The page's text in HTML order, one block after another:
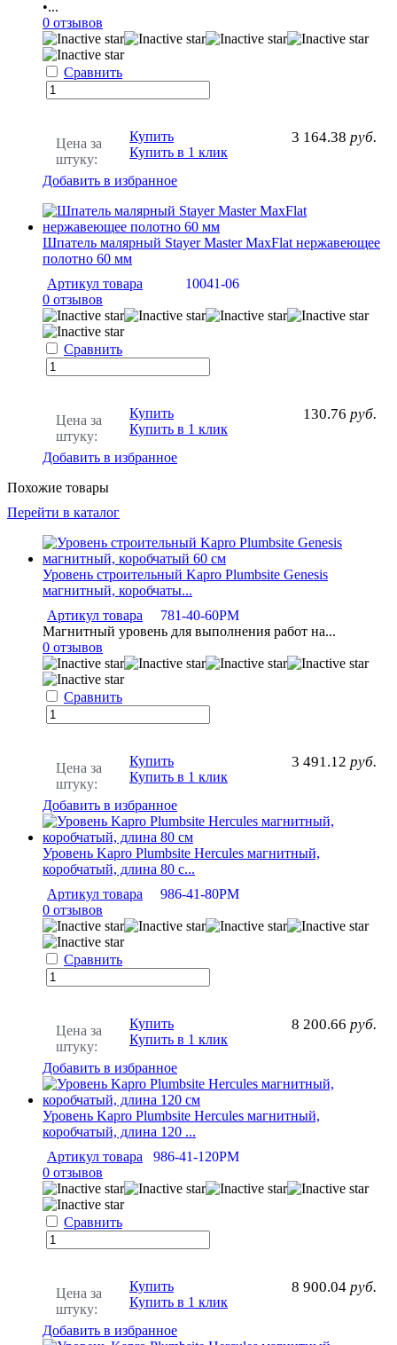
•...
0 отзывов
Сравнить
Цена за
штуку:
3 164.38 руб.
Купить
Купить в 1 клик
Добавить в избранное
Шпатель малярный Stayer Master MaxFlat нержавеющее
полотно 60 мм
Артикул товара
10041-06
0 отзывов
Сравнить
Цена за
штуку:
130.76 руб.
Купить
Купить в 1 клик
Добавить в избранное
Похожие товары
Перейти в каталог
Уровень строительный Kapro Plumbsite Genesis
магнитный, коробчаты...
Артикул товара
781-40-60РМ
Магнитный уровень для выполнения работ на...
0 отзывов
Сравнить
Цена за
штуку:
3 491.12 руб.
Купить
Купить в 1 клик
Добавить в избранное
Уровень Kapro Plumbsite Hercules магнитный,
коробчатый, длина 80 с...
Артикул товара
986-41-80РМ
0 отзывов
Сравнить
Цена за
штуку:
8 200.66 руб.
Купить
Купить в 1 клик
Добавить в избранное
Уровень Kapro Plumbsite Hercules магнитный,
коробчатый, длина 120 ...
Артикул товара
986-41-120РМ
0 отзывов
Сравнить
Цена за
штуку:
8 900.04 руб.
Купить
Купить в 1 клик
Добавить в избранное